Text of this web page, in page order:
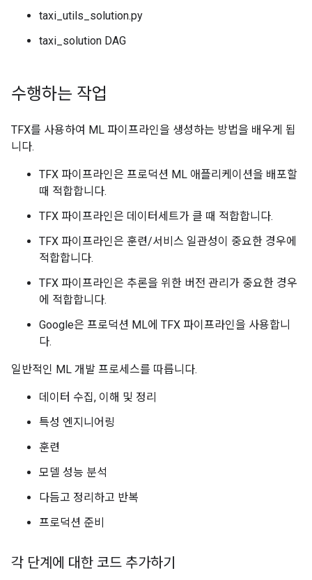
taxi_utils_solution.py
taxi_solution DAG
수행하는 작업
TFX를 사용하여 ML 파이프라인을 생성하는 방법을 배우게 됩
니다.
TFX 파이프라인은 프로덕션 ML 애플리케이션을 배포할
때 적합합니다.
TFX 파이프라인은 데이터세트가 클 때 적합합니다.
TFX 파이프라인은 훈련/서비스 일관성이 중요한 경우에
적합합니다.
TFX 파이프라인은 추론을 위한 버전 관리가 중요한 경우
에 적합합니다.
Google은 프로덕션 ML에 TFX 파이프라인을 사용합니
다.
일반적인 ML 개발 프로세스를 따릅니다.
데이터 수집, 이해 및 정리
특성 엔지니어링
훈련
모델 성능 분석
다듬고 정리하고 반복
프로덕션 준비
각 단계에 대한 코드 추가하기